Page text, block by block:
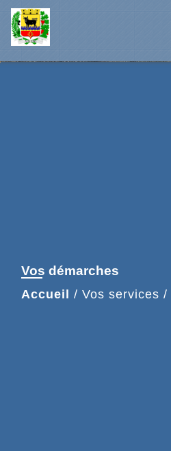
Vos démarches
Accueil / Vos services /